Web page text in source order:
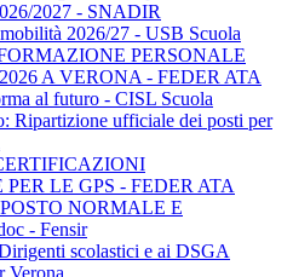
2027 - SNADIR
2026/27 - USB Scuola
PERSONALE
A VERONA - FEDER ATA
al futuro - CISL Scuola
Ripartizione ufficiale dei posti per
LE GPS - FEDER ATA
NORMALE E
- Fensir
scolastici e ai DSGA